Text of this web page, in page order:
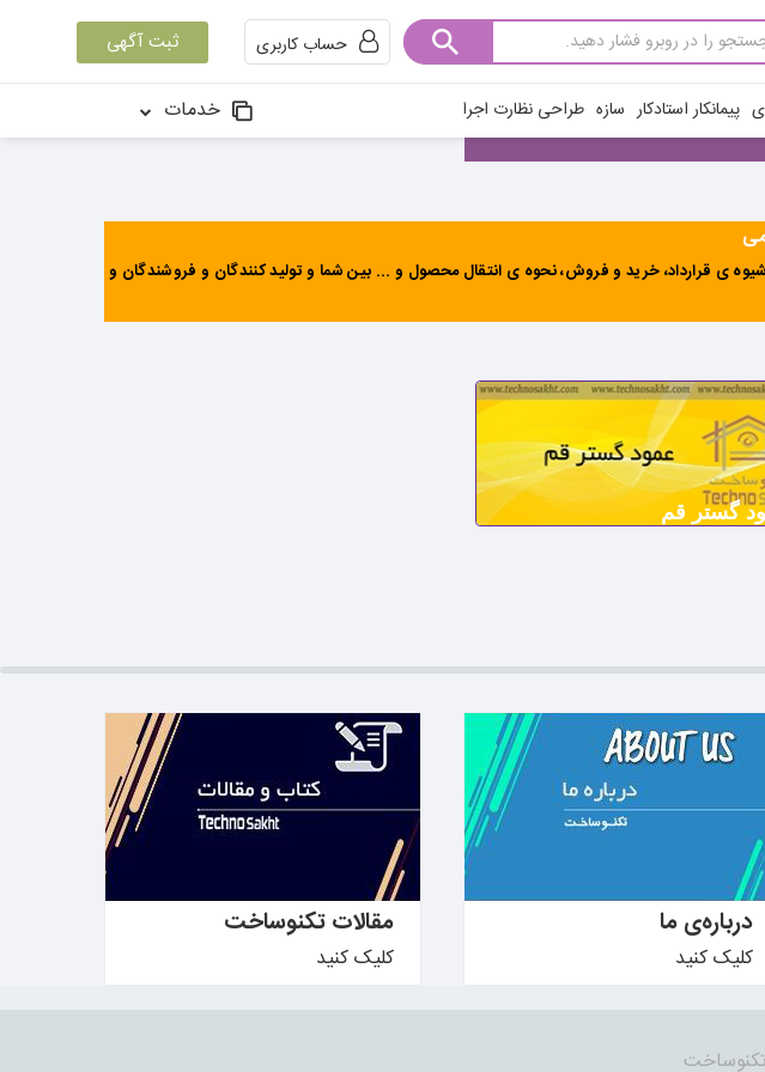
حساب کاربری ثبت آگهی
پیمانکار استادکار سازه طراحی نظارت اجرا خدمات
ی قرارداد، خرید و فروش، نحوه ی انتقال محصول و ... بین شما و تولید کنندگان و فروشندگان و
گستر قم
بیشتر بدانید ←
درباره‌ی ما
کلیک کنید
بیشتر بدانید ←
مقالات تکنوساخت
کلیک کنید